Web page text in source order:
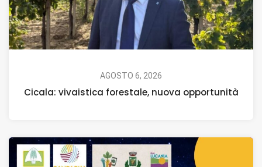
AGOSTO 6, 2026
Cicala: vivaistica forestale, nuova opportunità